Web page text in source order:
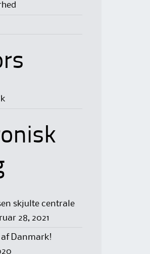
skjulte centrale
28, 2021
af Danmark!